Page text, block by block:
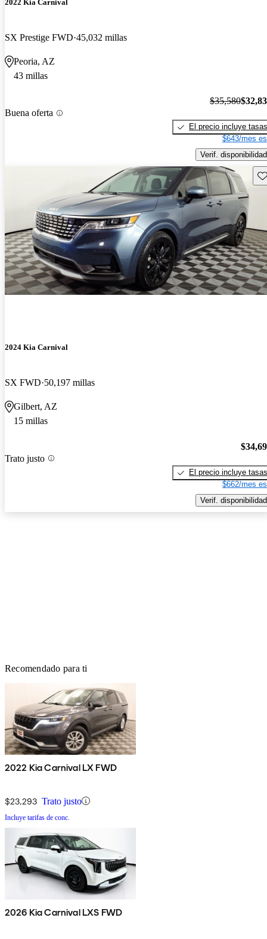
2022 Kia Carnival
SX Prestige FWD 45,032 millas
Peoria, AZ
43 millas
Buena oferta
$35,580
El precio incluye tasas
$643/mes
Verif. disponibilidad
2024 Kia Carnival
SX FWD 50,197 millas
Gilbert, AZ
15 millas
Trato justo
El precio incluye tasas
$662/mes
Verif. disponibilidad
Recomendado para ti
2022 Kia Carnival LX FWD
$23,293 Trato justo
Incluye tarifas de conc.
2026 Kia Carnival LXS FWD